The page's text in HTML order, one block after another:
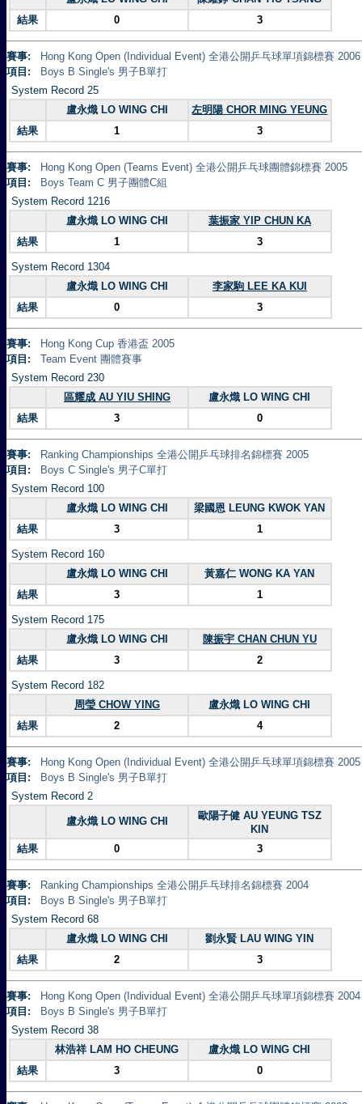
結果
0 3
賽事:
Hong Kong Open (Individual Event) 全港公開乒乓球單項錦標賽 2006
項目:
Boys B Single's 男子B單打
System Record 25
盧永熾 LO WING CHI
左明陽 CHOR MING YEUNG
結果
1 3
賽事:
Hong Kong Open (Teams Event) 全港公開乒乓球團體錦標賽 2005
項目:
Boys Team C 男子團體C組
System Record 1216
盧永熾 LO WING CHI
葉振家 YIP CHUN KA
結果
1 3
System Record 1304
盧永熾 LO WING CHI
李家駒 LEE KA KUI
結果
0 3
賽事:
Hong Kong Cup 香港盃 2005
項目:
Team Event 團體賽事
System Record 230
區耀成 AU YIU SHING
盧永熾 LO WING CHI
結果
3 0
賽事:
Ranking Championships 全港公開乒乓球排名錦標賽 2005
項目:
Boys C Single's 男子C單打
System Record 100
盧永熾 LO WING CHI
梁國恩 LEUNG KWOK YAN
結果
3 1
System Record 160
盧永熾 LO WING CHI
黃嘉仁 WONG KA YAN
結果
3 1
System Record 175
盧永熾 LO WING CHI
陳振宇 CHAN CHUN YU
結果
3 2
System Record 182
周瑩 CHOW YING
盧永熾 LO WING CHI
結果
2 4
賽事:
Hong Kong Open (Individual Event) 全港公開乒乓球單項錦標賽 2005
項目:
Boys B Single's 男子B單打
System Record 2
盧永熾 LO WING CHI
歐陽子健 AU YEUNG TSZ
KIN
結果
0 3
賽事:
Ranking Championships 全港公開乒乓球排名錦標賽 2004
項目:
Boys B Single's 男子B單打
System Record 68
盧永熾 LO WING CHI
劉永賢 LAU WING YIN
結果
2 3
賽事:
Hong Kong Open (Individual Event) 全港公開乒乓球單項錦標賽 2004
項目:
Boys B Single's 男子B單打
System Record 38
林浩祥 LAM HO CHEUNG
盧永熾 LO WING CHI
結果
3 0